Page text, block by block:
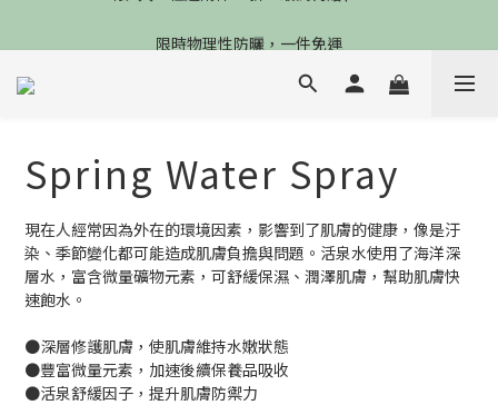
加入會員立德$100購物金
Spring Water Spray
現在人經常因為外在的環境因素，影響到了肌膚的健康，像是汙
染、季節變化都可能造成肌膚負擔與問題。活泉水使用了海洋深
層水，富含微量礦物元素，可舒緩保濕、潤澤肌膚，幫助肌膚快
速飽水。
●深層修護肌膚，使肌膚維持水嫩狀態
●豐富微量元素，加速後續保養品吸收
●活泉舒緩因子，提升肌膚防禦力